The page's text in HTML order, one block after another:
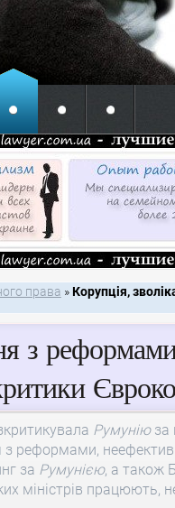
права » Корупція,
з
Румуніюза
з реформами,
за Румунією, а також
міністрів працюють,